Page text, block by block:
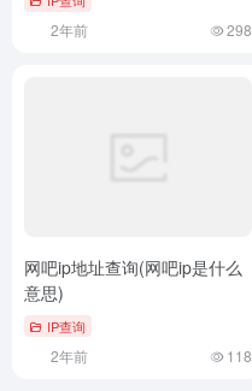
2年前 298
网吧ip地址查询(网吧ip是什么
意思)
IP查询
2年前 118